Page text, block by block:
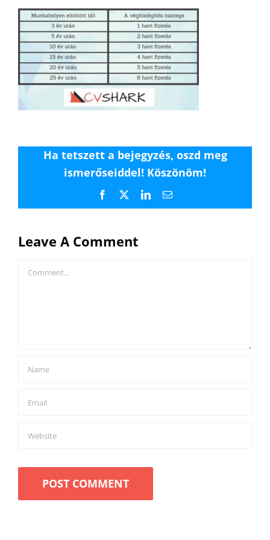
Ha tetszett a bejegyzés, oszd meg
ismerőseiddel! Köszönöm!
Facebook LinkedInEmail
Leave A Comment
Comment